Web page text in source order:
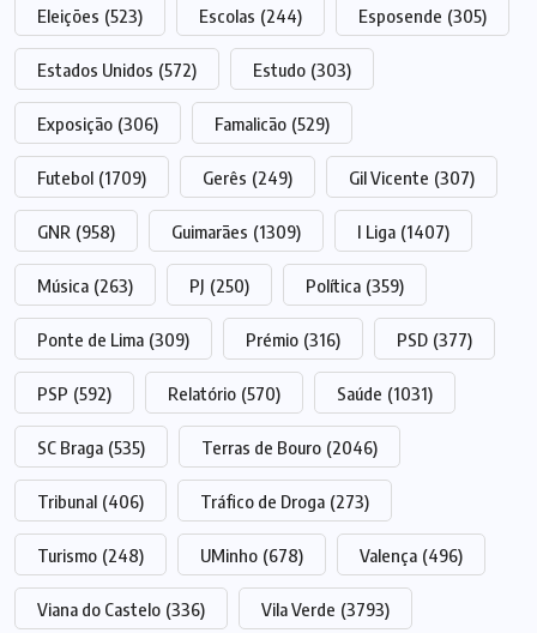
Eleições (523) Escolas (244) Esposende (305)
Estados Unidos (572) Estudo (303)
Exposição (306) Famalicão (529)
Futebol (1709) Gerês (249) Gil Vicente (307)
GNR (958) Guimarães (1309) I Liga (1407)
Música (263) PJ (250) Política (359)
Ponte de Lima (309) Prémio (316) PSD (377)
PSP (592) Relatório (570) Saúde (1031)
SC Braga (535) Terras de Bouro (2046)
Tribunal (406) Tráfico de Droga (273)
Turismo (248) UMinho (678) Valença (496)
Viana do Castelo (336) Vila Verde (3793)